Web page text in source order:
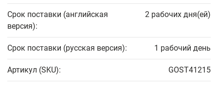
Срок поставки (английская
версия):
2 рабочих дня(ей)
Срок поставки (русская версия): 1 рабочий день
Артикул (SKU): GOST41215